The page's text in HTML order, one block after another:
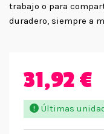
trabajo o para
duradero, siempre a
31,92 €
Últimas